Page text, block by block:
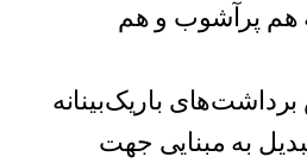
هم پرآشوب و هم
باریک‌بینانه
به مبنایی جهت